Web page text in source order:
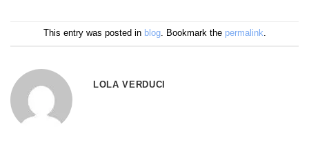
This entry was posted in blog. Bookmark the permalink.
LOLA VERDUCI